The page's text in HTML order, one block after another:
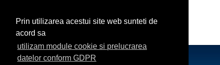
Prin utilizarea acestui site web sunteti de
acord sa
utilizam module cookie si prelucrarea
datelor conform GDPR